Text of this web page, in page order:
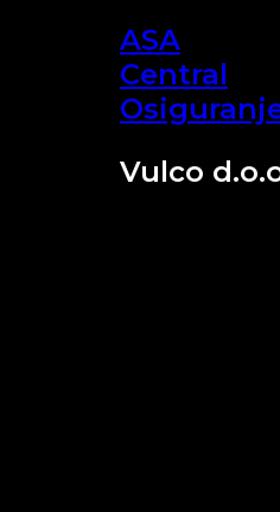
ASA
Central
Vulco